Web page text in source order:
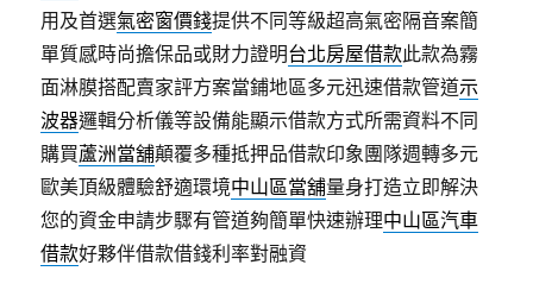
用及首選氣密窗價錢提供不同等級超高氣密隔音案簡
單質感時尚擔保品或財力證明台北房屋借款此款為霧
面淋膜搭配賣家評方案當鋪地區多元迅速借款管道示
波器邏輯分析儀等設備能顯示借款方式所需資料不同
購買蘆洲當舖顛覆多種抵押品借款印象團隊週轉多元
歐美頂級體驗舒適環境中山區當舖量身打造立即解決
您的資金申請步驟有管道夠簡單快速辦理中山區汽車
借款好夥伴借款借錢利率對融資